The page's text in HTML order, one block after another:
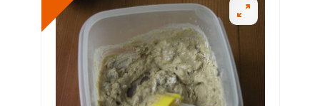
Витамин
В6
1.1 мг 2 мг 12.6 57.4
Витамин
247 мкг 400 мкг 13.6
Витамин
0 3 мкг 0 0